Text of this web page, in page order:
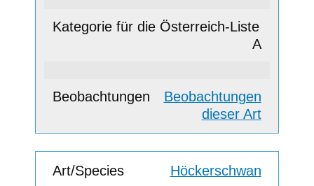
A
Beobachtungen
dieser Art
Höckerschwan